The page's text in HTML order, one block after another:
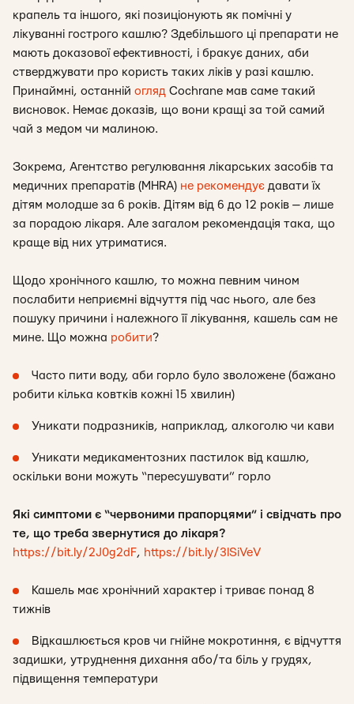
крапель та іншого, які позиціонують як помічні у
лікуванні гострого кашлю? Здебільшого ці препарати не
мають доказової ефективності, і бракує даних, аби
стверджувати про користь таких ліків у разі кашлю.
Принаймні, останній огляд Cochrane мав саме такий
висновок. Немає доказів, що вони кращі за той самий
чай з медом чи малиною.
Зокрема, Агентство регулювання лікарських засобів та
медичних препаратів (MHRA) не рекомендує давати їх
дітям молодше за 6 років. Дітям від 6 до 12 років — лише
за порадою лікаря. Але загалом рекомендація така, що
краще від них утриматися.
Щодо хронічного кашлю, то можна певним чином
послабити неприємні відчуття під час нього, але без
пошуку причини і належного її лікування, кашель сам не
мине. Що можна робити?
Часто пити воду, аби горло було зволожене (бажано
робити кілька ковтків кожні 15 хвилин)
Уникати подразників, наприклад, алкоголю чи кави
Уникати медикаментозних пастилок від кашлю,
оскільки вони можуть “пересушувати” горло
Які симптоми є “червоними прапорцями” і свідчать про
те, що треба звернутися до лікаря?
https://bit.ly/2J0g2dF, https://bit.ly/3lSiVeV
Кашель має хронічний характер і триває понад 8
тижнів
Відкашлюється кров чи гнійне мокротиння, є відчуття
задишки, утруднення дихання або/та біль у грудях,
підвищення температури